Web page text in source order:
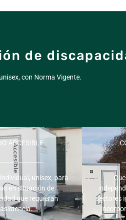
de
con Norma Vigente.
ACCESIBLE
unisex, para
en situación de
que requieran
asistencia.
sectores